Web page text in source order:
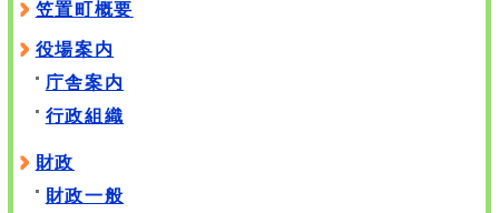
笠置町概要
役場案内
庁舎案内
行政組織
財政
財政一般